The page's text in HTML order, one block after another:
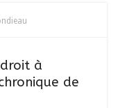
à
de